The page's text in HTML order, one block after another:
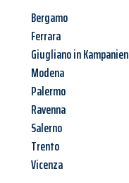
Bergamo
Ferrara
Giugliano in Kampanien
Modena
Palermo
Ravenna
Salerno
Trento
Vicenza